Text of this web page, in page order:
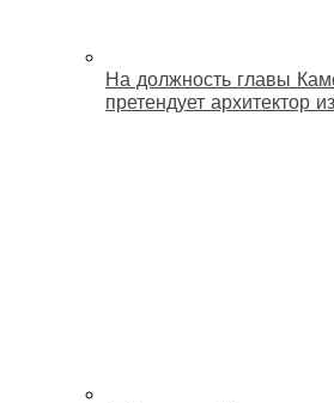
На должность главы
претендует архитектор